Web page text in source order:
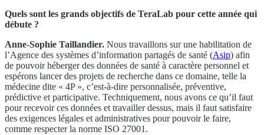
Quels sont les grands objectifs de TeraLab pour cette année qui
débute ?
Anne-Sophie Taillandier. Nous travaillons sur une habilitation de
l’Agence des systèmes d’information partagés de santé (Asip) afin
de pouvoir héberger des données de santé à caractère personnel et
espérons lancer des projets de recherche dans ce domaine, telle la
médecine dite « 4P », c’est-à-dire personnalisée, préventive,
prédictive et participative. Techniquement, nous avons ce qu’il faut
pour recevoir ces données et travailler dessus, mais il faut satisfaire
des exigences légales et administratives pour pouvoir le faire,
comme respecter la norme ISO 27001.